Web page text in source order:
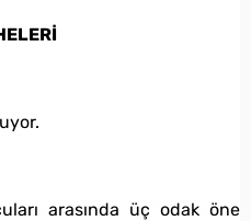
arasında üç odak öne